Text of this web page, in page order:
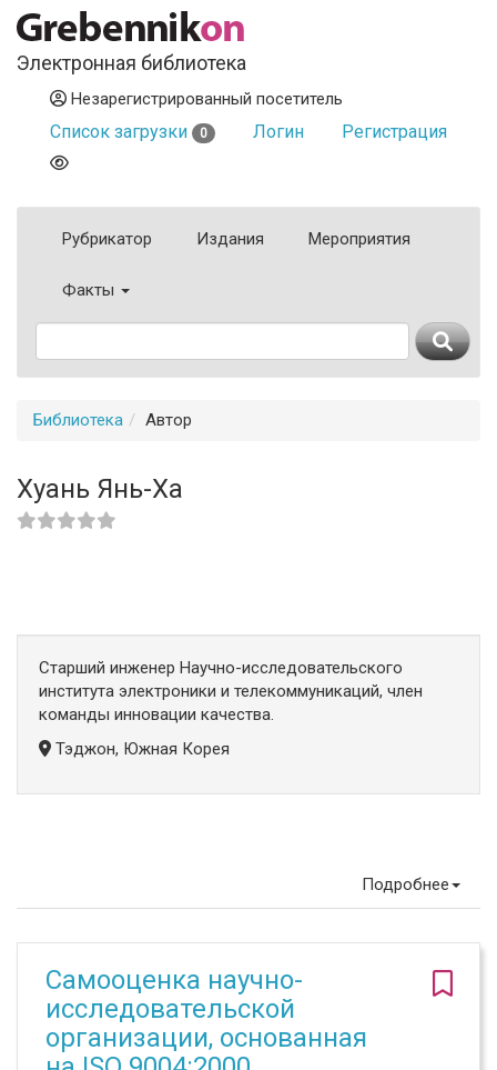
Электронная библиотека
Незарегистрированный посетитель
Список загрузки 0 Логин Регистрация
Рубрикатор Издания Мероприятия
Факты
Библиотека Автор
Хуань Янь-Ха
Старший инженер Научно-исследовательского
института электроники и телекоммуникаций, член
команды инновации качества.
Тэджон, Южная Корея
Подробнее
Самооценка научно-
исследовательской
организации, основанная